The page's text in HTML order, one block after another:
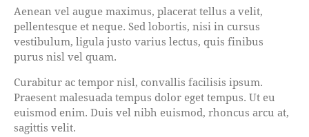
Aenean vel augue maximus, placerat tellus a velit,
pellentesque et neque. Sed lobortis, nisi in cursus
vestibulum, ligula justo varius lectus, quis finibus
purus nisl vel quam.
Curabitur ac tempor nisl, convallis facilisis ipsum.
Praesent malesuada tempus dolor eget tempus. Ut eu
euismod enim. Duis vel nibh euismod, rhoncus arcu at,
sagittis velit.